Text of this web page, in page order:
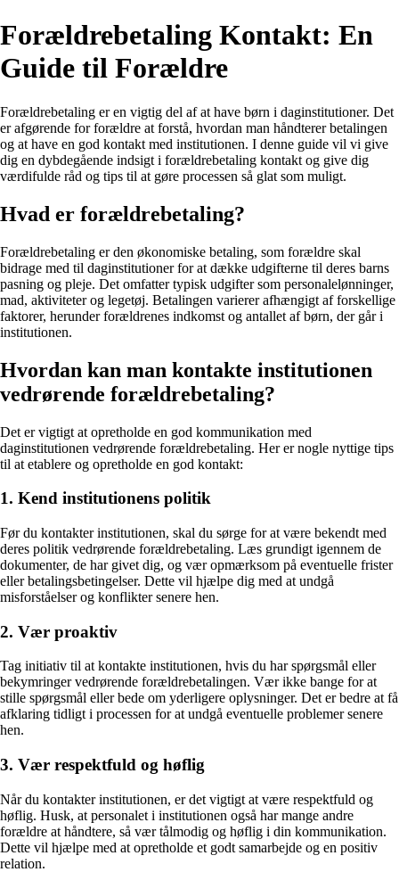
Forældrebetaling Kontakt: En
Guide til Forældre
Forældrebetaling er en vigtig del af at have børn i daginstitutioner. Det
er afgørende for forældre at forstå, hvordan man håndterer betalingen
og at have en god kontakt med institutionen. I denne guide vil vi give
dig en dybdegående indsigt i forældrebetaling kontakt og give dig
værdifulde råd og tips til at gøre processen så glat som muligt.
Hvad er forældrebetaling?
Forældrebetaling er den økonomiske betaling, som forældre skal
bidrage med til daginstitutioner for at dække udgifterne til deres barns
pasning og pleje. Det omfatter typisk udgifter som personalelønninger,
mad, aktiviteter og legetøj. Betalingen varierer afhængigt af forskellige
faktorer, herunder forældrenes indkomst og antallet af børn, der går i
institutionen.
Hvordan kan man kontakte institutionen
vedrørende forældrebetaling?
Det er vigtigt at opretholde en god kommunikation med
daginstitutionen vedrørende forældrebetaling. Her er nogle nyttige tips
til at etablere og opretholde en god kontakt:
1. Kend institutionens politik
Før du kontakter institutionen, skal du sørge for at være bekendt med
deres politik vedrørende forældrebetaling. Læs grundigt igennem de
dokumenter, de har givet dig, og vær opmærksom på eventuelle frister
eller betalingsbetingelser. Dette vil hjælpe dig med at undgå
misforståelser og konflikter senere hen.
2. Vær proaktiv
Tag initiativ til at kontakte institutionen, hvis du har spørgsmål eller
bekymringer vedrørende forældrebetalingen. Vær ikke bange for at
stille spørgsmål eller bede om yderligere oplysninger. Det er bedre at få
afklaring tidligt i processen for at undgå eventuelle problemer senere
hen.
3. Vær respektfuld og høflig
Når du kontakter institutionen, er det vigtigt at være respektfuld og
høflig. Husk, at personalet i institutionen også har mange andre
forældre at håndtere, så vær tålmodig og høflig i din kommunikation.
Dette vil hjælpe med at opretholde et godt samarbejde og en positiv
relation.